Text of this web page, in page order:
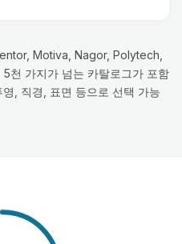
Motiva, Nagor, Polytech,
천 가지가 넘는 카탈로그가 포함
, 직경, 표면 등으로 선택 가능